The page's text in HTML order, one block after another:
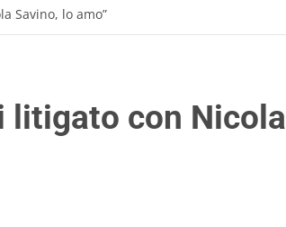
Savino, lo amo”
litigato con Nicola